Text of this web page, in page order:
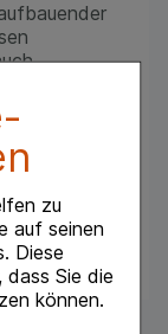
zu
auf seinen
Diese
dass Sie die
können.
im